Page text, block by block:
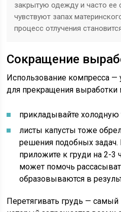
закрытую одежду и часто ее
чувствуют запах
процесс отлучения
Сокращение
Использование компресса —
для прекращения выработки
прикладывайте холодную
листы капусты тоже
решения подобных задач.
приложите к груди на 2-3
может помочь
образовываются в
Перетягивать грудь — самый